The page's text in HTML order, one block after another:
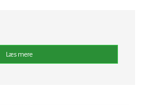
Læs mere